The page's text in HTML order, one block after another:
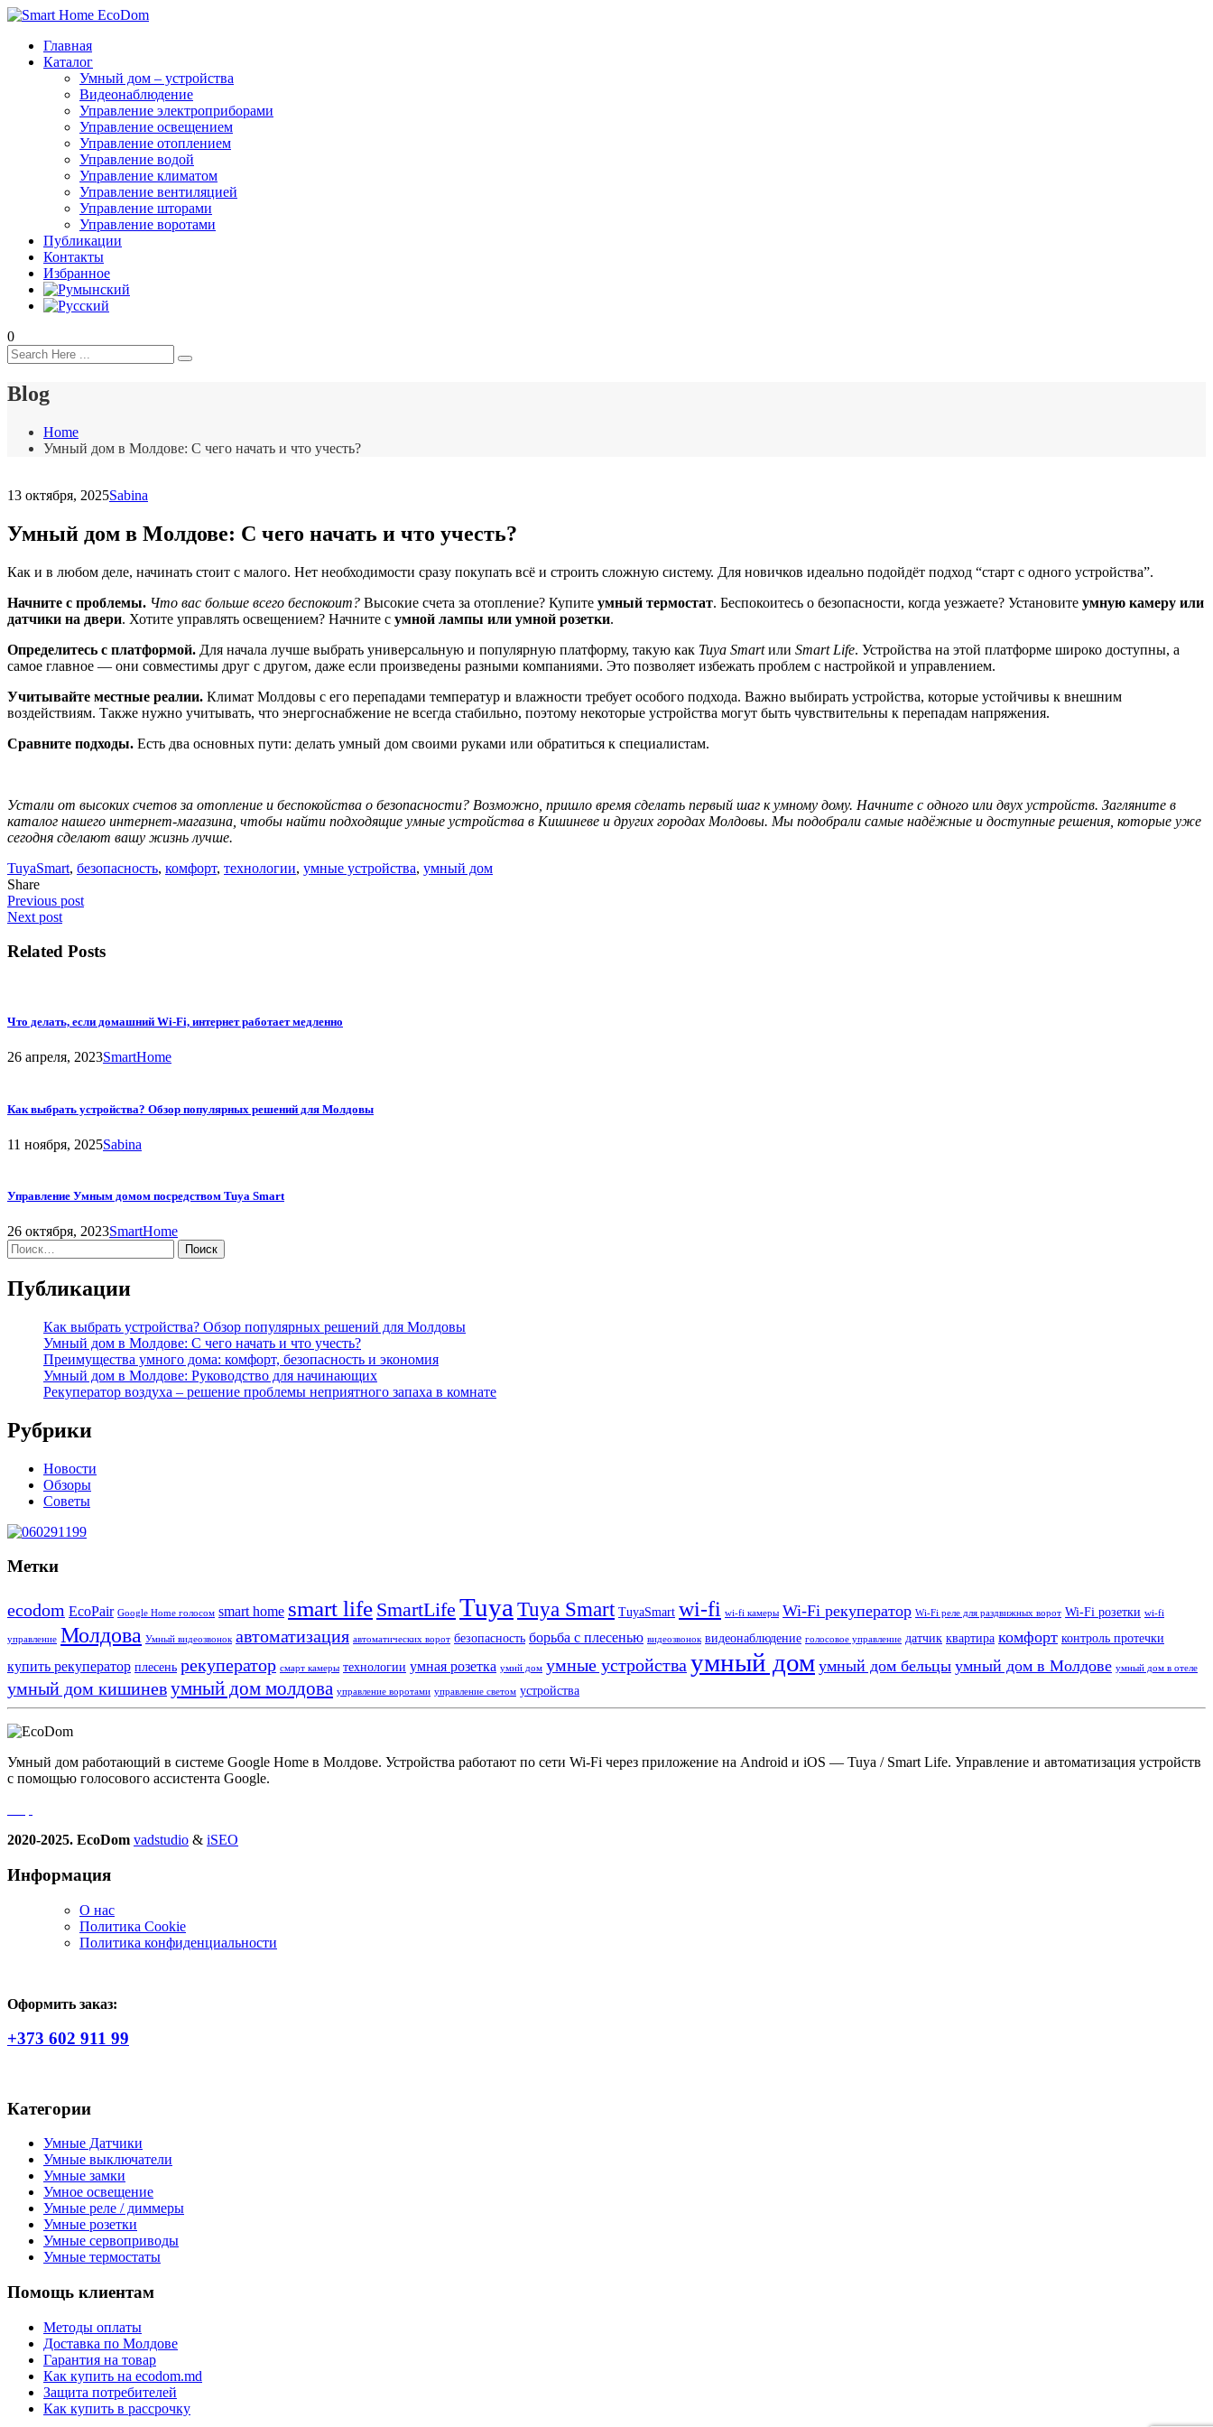
Главная
Каталог
Умный дом – устройства
Видеонаблюдение
Управление электроприборами
Управление освещением
Управление отоплением
Управление водой
Управление климатом
Управление вентиляцией
Управление шторами
Управление воротами
Публикации
Контакты
Избранное
0
Blog
Home
Умный дом в Молдове: С чего начать и что учесть?
13 октября, 2025Sabina
Умный дом в Молдове: С чего начать и что учесть?
Как и в любом деле, начинать стоит с малого. Нет необходимости сразу покупать всё и строить сложную систему. Для новичков идеально подойдёт подход “старт с одного устройства”.
Начните с проблемы. Что вас больше всего беспокоит? Высокие счета за отопление? Купите умный термостат. Беспокоитесь о безопасности, когда уезжаете? Установите умную камеру или
датчики на двери. Хотите управлять освещением? Начните с умной лампы или умной розетки.
Определитесь с платформой. Для начала лучше выбрать универсальную и популярную платформу, такую как Tuya Smartили Smart Life. Устройства на этой платформе широко доступны, а
самое главное — они совместимы друг с другом, даже если произведены разными компаниями. Это позволяет избежать проблем с настройкой и управлением.
Учитывайте местные реалии. Климат Молдовы с его перепадами температур и влажности требует особого подхода. Важно выбирать устройства, которые устойчивы к внешним
воздействиям. Также нужно учитывать, что энергоснабжение не всегда стабильно, поэтому некоторые устройства могут быть чувствительны к перепадам напряжения.
Сравните подходы. Есть два основных пути: делать умный дом своими руками или обратиться к специалистам.
Устали от высоких счетов за отопление и беспокойства о безопасности? Возможно, пришло время сделать первый шаг к умному дому. Начните с одного или двух устройств. Загляните в
каталог нашего интернет-магазина, чтобы найти подходящие умные устройства в Кишиневе и других городах Молдовы. Мы подобрали самые надёжные и доступные решения, которые уже
сегодня сделают вашу жизнь лучше.
TuyaSmart, безопасность, комфорт, технологии, умные устройства, умный дом
Share
Previous post
Next post
Related Posts
Что делать, если домашний Wi-Fi, интернет работает медленно
26 апреля, 2023SmartHome
Как выбрать устройства? Обзор популярных решений для Молдовы
11 ноября, 2025Sabina
Управление Умным домом посредством Tuya Smart
26 октября, 2023SmartHome
Найти:
Публикации
Как выбрать устройства? Обзор популярных решений для Молдовы
Умный дом в Молдове: С чего начать и что учесть?
Преимущества умного дома: комфорт, безопасность и экономия
Умный дом в Молдове: Руководство для начинающих
Рекуператор воздуха – решение проблемы неприятного запаха в комнате
Рубрики
Новости
Обзоры
Советы
Метки
ecodom EcoPair Google Home голосом smart home smart life SmartLife Tuya Tuya Smart TuyaSmart wi-fi wi-fi камеры Wi-Fi рекуператор Wi-Fi реле для раздвижных ворот Wi-Fi розетки wi-fi
управление Молдова Умный видеозвонок автоматизация автоматических ворот безопасность борьба с плесенью видеозвонок видеонаблюдение голосовое управление датчик квартира комфорт контроль протечки
купить рекуператор плесень рекуператор смарт камеры технологии умная розетка умнй дом умные устройства умный дом умный дом бельцы умный дом в Молдове умный дом в отеле
умный дом кишиневумный дом молдова управление воротами управление светом устройства
Умный дом работающий в системе Google Home в Молдове. Устройства работают по сети Wi-Fi через приложение на Android и iOS — Tuya / Smart Life. Управление и автоматизация устройств
с помощью голосового ассистента Google.
2020-2025. EcoDom vadstudio & iSEO
Информация
О нас
Политика Сookie
Политика конфиденциальности
Оформить заказ:
+373 602 911 99
Категории
Умные Датчики
Умные выключатели
Умные замки
Умное освещение
Умные реле / диммеры
Умные розетки
Умные сервоприводы
Умные термостаты
Помощь клиентам
Методы оплаты
Доставка по Молдове
Гарантия на товар
Как купить на ecodom.md
Защита потребителей
Как купить в рассрочку